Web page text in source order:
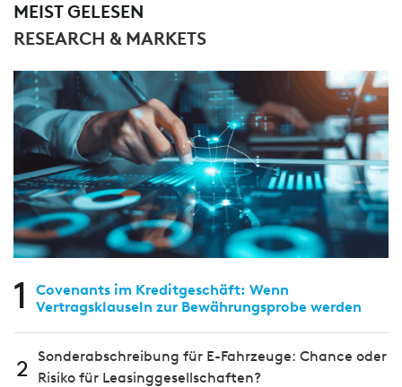
MEIST GELESEN
RESEARCH & MARKETS
1
Covenants im Kreditgeschäft: Wenn
Vertragsklauseln zur Bewährungsprobe werden
2 Sonderabschreibung für E-Fahrzeuge: Chance oder
Risiko für Leasinggesellschaften?